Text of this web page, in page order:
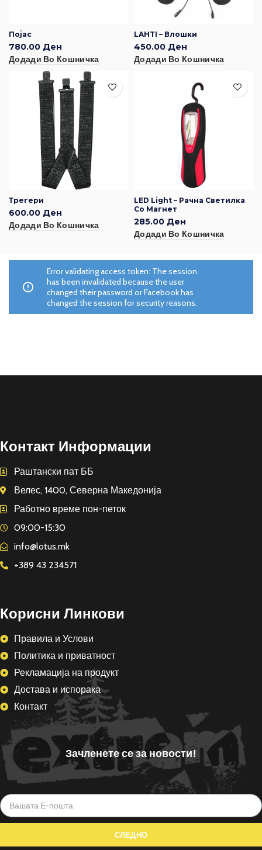
Појас
780.00 Ден
Додади Во Кошничка
LAHTI – Влошки
450.00 Ден
Додади Во Кошничка
Трегери
600.00 Ден
Додади Во Кошничка
LED Light – Рачна Светилка
Со Магнет
285.00 Ден
Додади Во Кошничка
Error validating access token: The session
has been invalidated because the user
changed their password or Facebook has
changed the session for security reasons.
Контакт Информации
Раштански пат ББ
Велес, 1400, Северна Македонија
Работно време пон-петок
09:00-15:30
info@lotus.mk
+389 43 234571
Корисни Линкови
Правила и Услови
Политика и приватност
Рекламација на продукт
Достава и испорака
Контакт
Зачленете се за новости!